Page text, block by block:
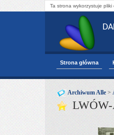
Ta strona wykorzystuje
Strona główna
Archiwum Alle >